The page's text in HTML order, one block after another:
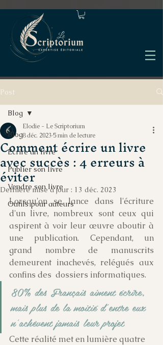
Post
Blog
Écrire un livre
Publier son livre
Vendre son livre
Outils pour auteurs
Blog
Comment écrire un livre
avec succès : 4 erreurs à
éviter
Elodie - Le Scriptorium
8 déc. 2023 5 min de lecture
Dernière mise à jour : 13 déc. 2023
Lorsqu'on se lance dans l'écriture
d'un livre, nombreux sont ceux qui
aspirent à voir leur œuvre aboutir à
une publication. Cependant, un
grand nombre de manuscrits
demeurent inachevés, relégués aux
confins des  dossiers informatiques.
80% des Français aiment écrire,
mais plus de la moitié d'entre eux
n'achèvent jamais leur projet
Cette réalité met en lumière quatre